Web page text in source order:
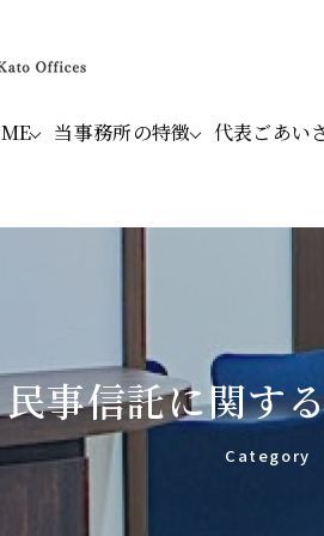
当事務所の特徴 代表ごあい
民事信託に関す